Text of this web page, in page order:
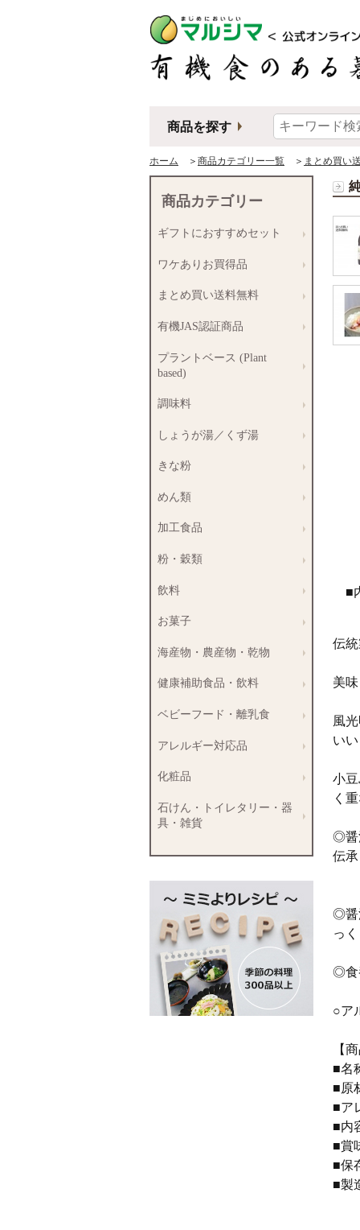
商品を探す
ホーム ＞ 商品カテゴリー一覧 ＞ まとめ買い
■
伝
美
風
い
小
く
◎醤
伝
◎醤
っ
◎食
○ア
【
■名
■原
■ア
■内
■賞
■保
■製
商品カテゴリー
ギフトにおすすめセット
ワケありお買得品
まとめ買い送料無料
有機JAS認証商品
プラントベース (Plant
based)
調味料
しょうが湯／くず湯
きな粉
めん類
加工食品
粉・穀類
飲料
お菓子
海産物・農産物・乾物
健康補助食品・飲料
ベビーフード・離乳食
アレルギー対応品
化粧品
石けん・トイレタリー・器
具・雑貨